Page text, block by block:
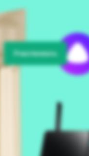
Участвовать